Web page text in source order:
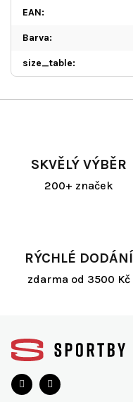
SKVĚLÝ VÝBĚR
200+ značek
RÝCHLÉ DODÁNÍ
zdarma od 3500 Kč
EAN:
Barva:
size_table: